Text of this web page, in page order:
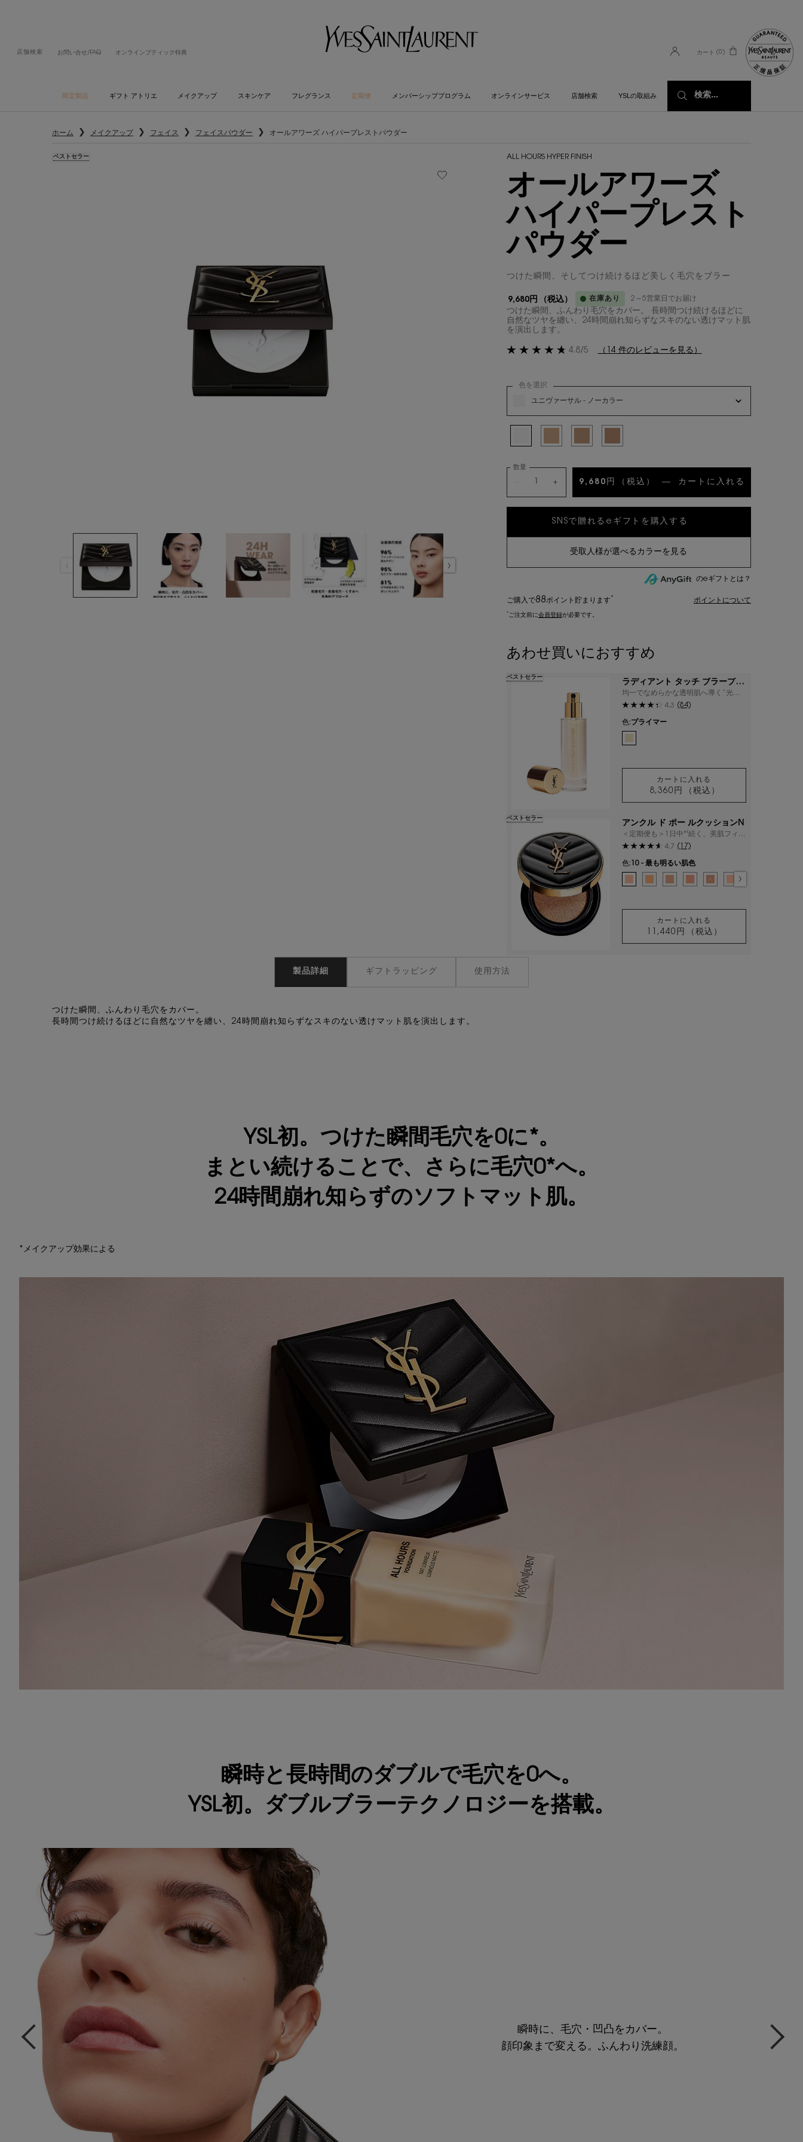
店舗検索 お問い合せ/FAQ オンラインブティック特典 カート 0
0 カート内の製品
限定製品 ギフト アトリエ メイクアップ スキンケア フレグランス 定期便 メンバーシッププログラム オンラインサービス 店舗検索 YSLの取組み 検索...
ホーム メイクアップ フェイス フェイスパウダー オールアワーズ ハイパープレストパウダー
ALL HOURS HYPER FINISH
オールアワーズ
ハイパープレスト
パウダー
つけた瞬間、そしてつけ続けるほど美しく毛穴をブラー
9,680円 （税込） 在庫あり 2～5営業日でお届け
つけた瞬間、ふんわり毛穴をカバー。 長時間つけ続けるほどに
自然なツヤを纏い、24時間崩れ知らずなスキのない透けマット肌
を演出します。​
4.8/5 （14 件のレビューを見る）
ベストセラー
ユニヴァーサル - ノーカラー
色を選択
数量
+ 9,680円 （税込） ― カートに入れる
のeギフトとは？
ご購入で88ポイント 貯まります * ポイントについて
*ご注文前に会員登録が必要です。
あわせ買いにおすすめ
ラディアント タッチ ブラープラ
イマー
均一でなめらかな透明肌へ導く”光の
魔法”。YSL NO.1メイクアップベース
ベストセラー
4.3 (84)
色:プライマー
利用可能な1色
カートに入れる
8,360円
（税込）
ラディアント タッチ ブラー
アンクル ド ポー ルクッションN
＜定期便も＞1日中*¹続く、美肌フィル
ター級のルミナスマット肌
ベストセラー
4.7 (17)
色: 10 - 最も明るい肌色
色を選択してください
{1} の場合
10 - 最も明るい肌色 のカラー アンクル ド ポー ルクッ
20 - やや明るい肌色 のカラー アンクル ド ポー
25 - 黄みよりのやや明るい肌色 のカラー
選択済み
30 - 健康的な肌色 のカラー アンク
選択済み
商品バリエーションは在庫
選択済み
10 - 最も明るい肌色 (
カートに入れる
11,440円
（税込）
アンクル ド ポー ルクッシ
製品詳細 ギフトラッピング 使用方法
つけた瞬間、ふんわり毛穴をカバー。
長時間つけ続けるほどに自然なツヤを纏い、24時間崩れ知らずなスキのない透けマット肌を演出します。​
YSL初。つけた瞬間毛穴を0に*。
まとい続けることで、さらに毛穴0*へ。
24時間崩れ知らずのソフトマット肌。
*メイクアップ効果による
瞬時と長時間のダブルで毛穴を0へ。
YSL初。ダブルブラーテクノロジーを搭載。
瞬時に、毛穴・凹凸をカバー。
顔印象まで変える。ふんわり洗練顔。